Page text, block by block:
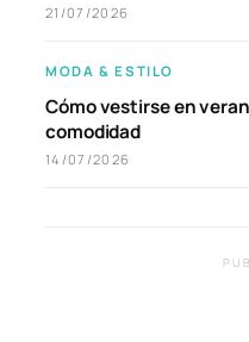
21/07/2026
MODA & ESTILO
Cómo vestirse en
comodidad
14/07/2026